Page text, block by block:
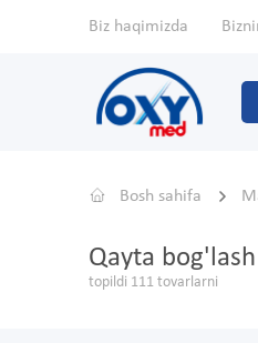
Biz haqimizda
Bosh sahifa
Qayta
topildi 111 tovarlarni